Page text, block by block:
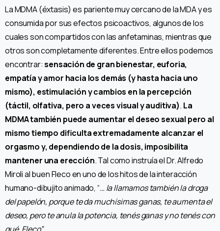
La MDMA (éxtasis) es pariente muy cercano de la MDA y es
consumida por sus efectos psicoactivos, algunos de los
cuales son compartidos con las anfetaminas, mientras que
otros son completamente diferentes. Entre ellos podemos
encontrar:sensación de gran bienestar, euforia,
empatía y amor hacia los demás (y hasta hacia uno
mismo), estimulación y cambios en la percepción
(táctil, olfativa, pero a veces visual y auditiva). La
MDMA también puede aumentar el deseo sexual pero al
mismo tiempo dificulta extremadamente alcanzar el
orgasmo y, dependiendo de la dosis, imposibilita
mantener una erección. Tal como instruía el Dr. Alfredo
Miroli al buen Fleco en uno de los hitos de la interacción
humano-dibujito animado, “… la llamamos también la droga
del papelón, porque te da muchísimas ganas, te aumenta el
deseo, pero te anula la potencia, tenés ganas y no tenés con